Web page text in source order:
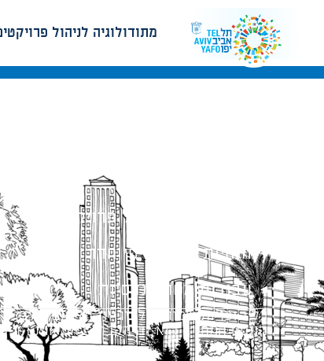
מתודולוגיה לניהול
עבודות מטה הנדסיות
הנחיות תכנון ודפי חדר
מתודולוגיה לניהול פרויקטים
כל הזכויות שמורות לעיריית תל-אביב-
הנוסח המחייב הוא זה הקבוע בהוראות